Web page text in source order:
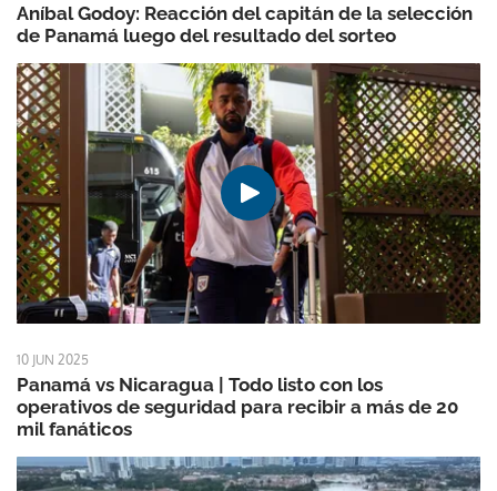
Aníbal Godoy: Reacción del capitán de la selección
de Panamá luego del resultado del sorteo
10 JUN 2025
Panamá vs Nicaragua | Todo listo con los
operativos de seguridad para recibir a más de 20
mil fanáticos